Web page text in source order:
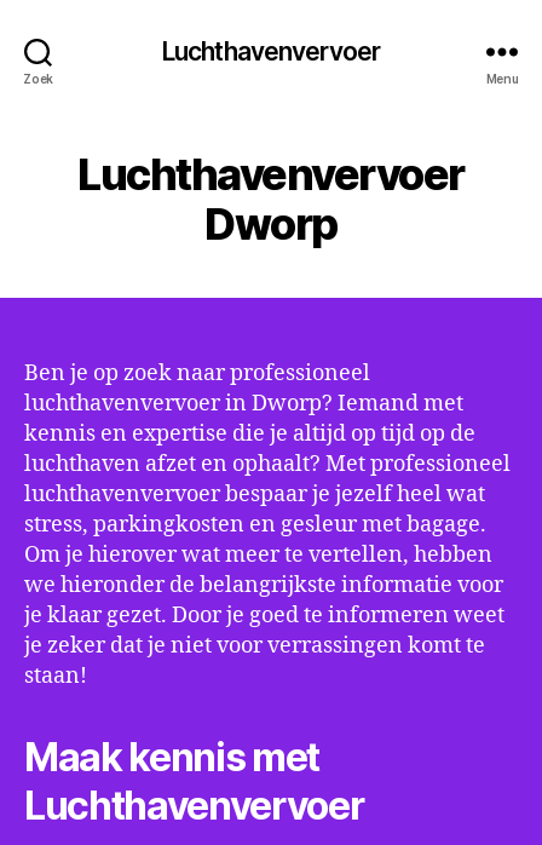
Zoek
Luchthavenvervoer
Menu
Luchthavenvervoer
Dworp
Ben je op zoek naar professioneel
luchthavenvervoer in Dworp? Iemand met
kennis en expertise die je altijd op tijd op de
luchthaven afzet en ophaalt? Met professioneel
luchthavenvervoer bespaar je jezelf heel wat
stress, parkingkosten en gesleur met bagage.
Om je hierover wat meer te vertellen, hebben
we hieronder de belangrijkste informatie voor
je klaar gezet. Door je goed te informeren weet
je zeker dat je niet voor verrassingen komt te
staan!
Maak kennis met
Luchthavenvervoer